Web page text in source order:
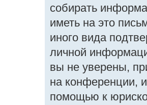
собирать
иметь на это
иного вида
личной
вы не уверены,
на конференции,
помощью к